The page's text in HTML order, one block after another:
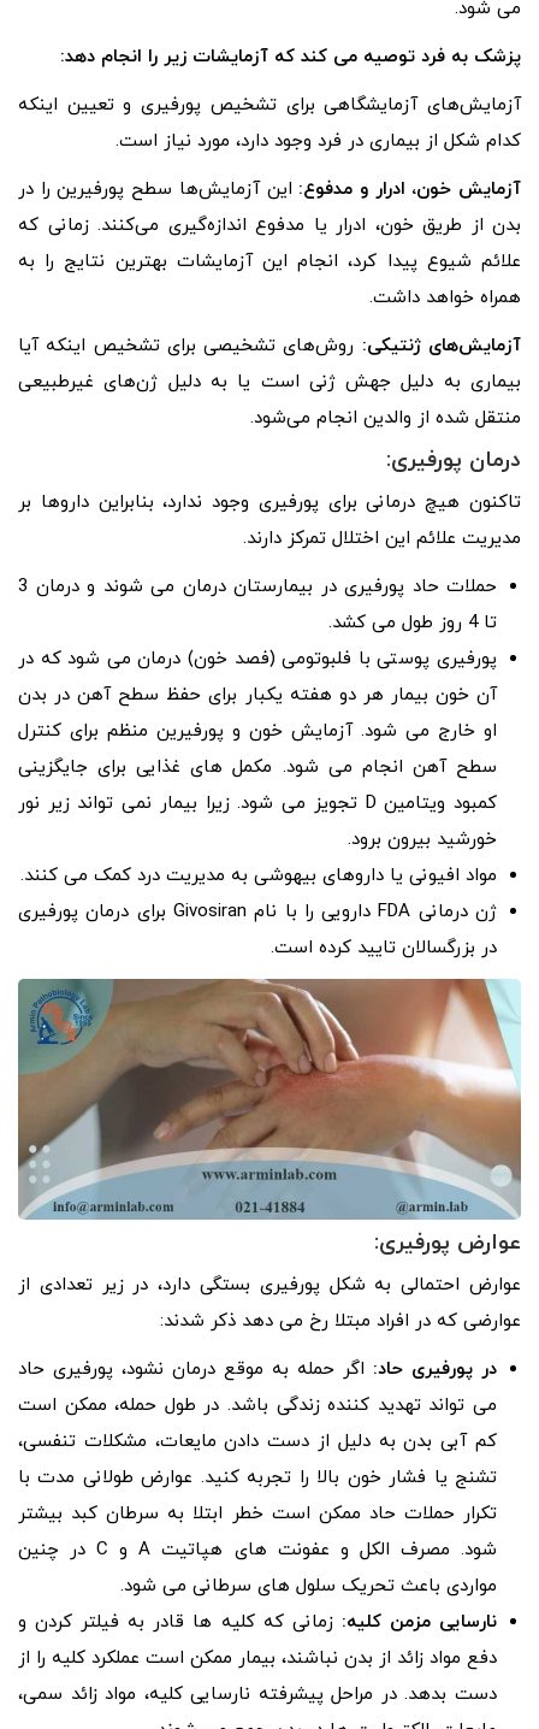
می شود.
پزشک به فرد توصیه می کند که آزمایشات زیر را انجام دهد:
آزمایش‌های آزمایشگاهی برای تشخیص پورفیری و تعیین اینکه
کدام شکل از بیماری در فرد وجود دارد، مورد نیاز است.
آزمایش خون، ادرار و مدفوع: این آزمایش‌ها سطح پورفیرین را در
بدن از طریق خون، ادرار یا مدفوع اندازه‌گیری می‌کنند. زمانی که
علائم شیوع پیدا کرد، انجام این آزمایشات بهترین نتایج را به
همراه خواهد داشت.
آزمایش‌های ژنتیکی: روش‌های تشخیصی برای تشخیص اینکه آیا
بیماری به دلیل جهش ژنی است یا به دلیل ژن‌های غیرطبیعی
منتقل شده از والدین انجام می‌شود.
درمان پورفیری:
تاکنون هیچ درمانی برای پورفیری وجود ندارد، بنابراین داروها بر
مدیریت علائم این اختلال تمرکز دارند.
حملات حاد پورفیری در بیمارستان درمان می شوند و درمان 3
تا 4 روز طول می کشد.
پورفیری پوستی با فلبوتومی (فصد خون) درمان می شود که در
آن خون بیمار هر دو هفته یکبار برای حفظ سطح آهن در بدن
او خارج می شود. آزمایش خون و پورفیرین منظم برای کنترل
سطح آهن انجام می شود. مکمل های غذایی برای جایگزینی
کمبود ویتامین D تجویز می شود. زیرا بیمار نمی تواند زیر نور
خورشید بیرون برود.
مواد افیونی یا داروهای بیهوشی به مدیریت درد کمک می کنند.
ژن درمانی FDA دارویی را با نام Givosiran برای درمان پورفیری
در بزرگسالان تایید کرده است.
عوارض پورفیری:
عوارض احتمالی به شکل پورفیری بستگی دارد، در زیر تعدادی از
عوارضی که در افراد مبتلا رخ می دهد ذکر شدند:
در پورفیری حاد: اگر حمله به موقع درمان نشود، پورفیری حاد
می تواند تهدید کننده زندگی باشد. در طول حمله، ممکن است
کم آبی بدن به دلیل از دست دادن مایعات، مشکلات تنفسی،
تشنج یا فشار خون بالا را تجربه کنید. عوارض طولانی مدت با
تکرار حملات حاد ممکن است خطر ابتلا به سرطان کبد بیشتر
شود. مصرف الکل و عفونت های هپاتیت A و C در چنین
مواردی باعث تحریک سلول های سرطانی می شود.
نارسایی مزمن کلیه: زمانی که کلیه ها قادر به فیلتر کردن و
دفع مواد زائد از بدن نباشند، بیمار ممکن است عملکرد کلیه را از
دست بدهد. در مراحل پیشرفته نارسایی کلیه، مواد زائد سمی،